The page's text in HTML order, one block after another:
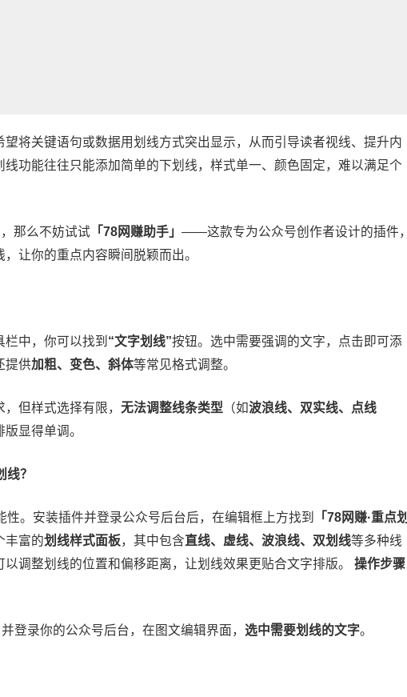
将关键语句或数据用划线方式突出显示，从而引导读者视线、提升内
功能往往只能添加简单的下划线，样式单一、颜色固定，难以满足个
那么不妨试试 「78网赚助手」 ——这款专为公众号创作者设计的插件
让你的重点内容瞬间脱颖而出。
中，你可以找到 “文字划线”按钮。选中需要强调的文字，点击即可添
提供加粗、变色、斜体等常见格式调整。
但样式选择有限， 无法调整线条类型 （如波浪线、双实线、点线
显得单调。
？
性。安装插件并登录公众号后台后，在编辑框上方找到
「78网赚·重点
丰富的划线样式面板，其中包含直线、虚线、波浪线、双划线等多种线
调整划线的位置和偏移距离，让划线效果更贴合文字排版。 操作步骤
登录你的公众号后台，在图文编辑界面， 选中需要划线的文字。